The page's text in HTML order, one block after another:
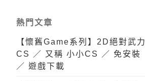
熱門文章
【懷舊Game系列】2D絕對武力
CS ／ 又稱 小小CS ／ 免安裝
／ 遊戲下載